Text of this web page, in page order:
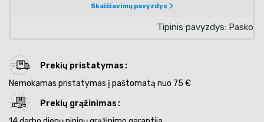
Prekių pristatymas
Nemokamas pristatymas į paštomatą nuo 75 €
Prekių grąžinimas